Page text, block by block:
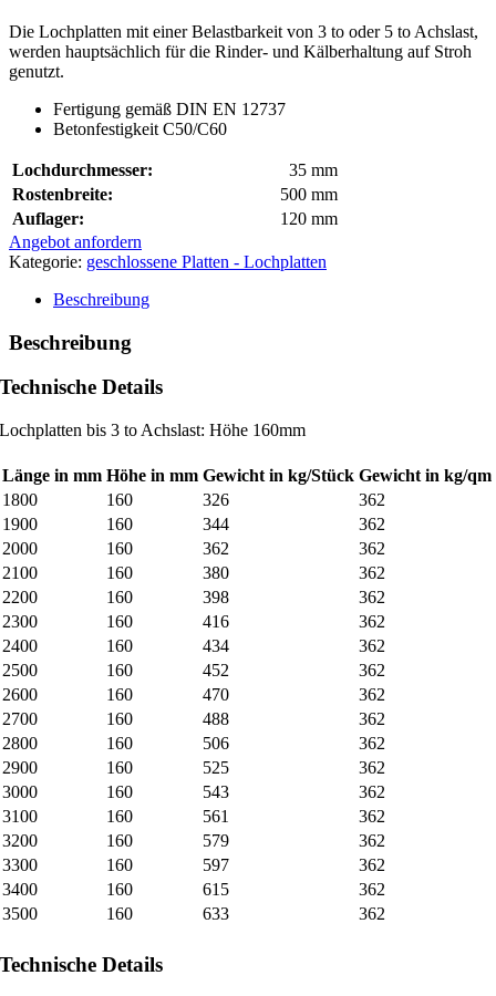
Die Lochplatten mit einer Belastbarkeit von 3 to oder 5 to Achslast,
werden hauptsächlich für die Rinder- und Kälberhaltung auf Stroh
genutzt.
Fertigung gemäß DIN EN 12737
Betonfestigkeit C50/C60
Lochdurchmesser:
35 mm
Rostenbreite:
500 mm
Auflager:
120 mm
Angebot anfordern
Kategorie: geschlossene Platten - Lochplatten
Beschreibung
Beschreibung
Technische Details
Lochplatten bis 3 to Achslast: Höhe 160mm
Länge in mm Höhe in mm Gewicht in kg/Stück Gewicht in kg/qm
1800
160 326
362
1900
160 344
362
2000
160 362
362
2100
160 380
362
2200
160 398
362
2300
160 416
362
2400
160 434
362
2500
160 452
362
2600
160 470
362
2700
160 488
362
2800
160 506
362
2900
160 525
362
3000
160 543
362
3100
160 561
362
3200
160 579
362
3300
160 597
362
3400
160 615
362
3500
160 633 362
Technische Details